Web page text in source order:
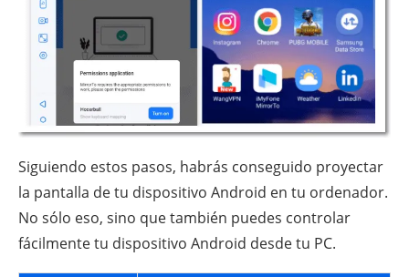
Siguiendo estos pasos, habrás conseguido proyectar
la pantalla de tu dispositivo Android en tu ordenador.
No sólo eso, sino que también puedes controlar
fácilmente tu dispositivo Android desde tu PC.